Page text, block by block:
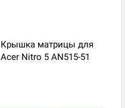
Крышка матрицы для
Acer Nitro 5 AN515-51